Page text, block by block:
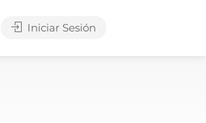
Iniciar Sesión